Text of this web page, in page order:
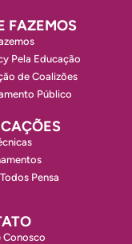
FAZEMOS
Pela Educação
de Coalizões
Público
Pensa
Conosco